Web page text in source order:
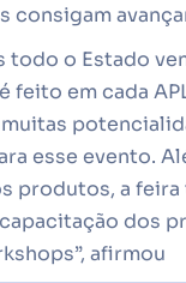
consigam
todo o Estado
feito em cada
esse evento.
produtos, a feira
dos
afirmou